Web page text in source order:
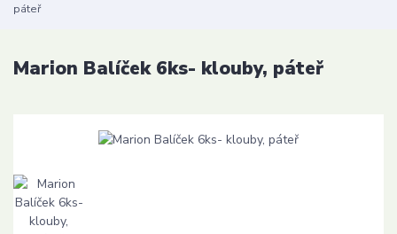
páteř
Marion Balíček 6ks- klouby, páteř